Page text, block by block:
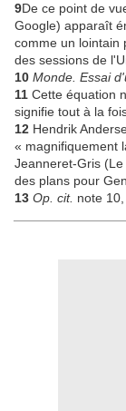
9De ce point de
Google) apparaît
comme un lointain
des sessions de
10 Monde. Essai
11 Cette équation
signifie tout à la
12 Hendrik
« magnifiquement
Jeanneret-Gris
des plans pour
13 Op. cit. note